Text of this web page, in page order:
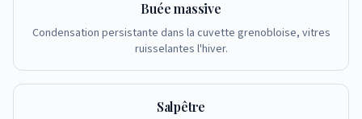
Buée massive
Condensation persistante dans la cuvette grenobloise, vitres
ruisselantes l'hiver.
Salpêtre